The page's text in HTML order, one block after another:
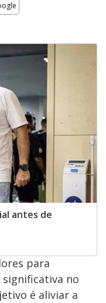
antes de
para
no
é aliviar a